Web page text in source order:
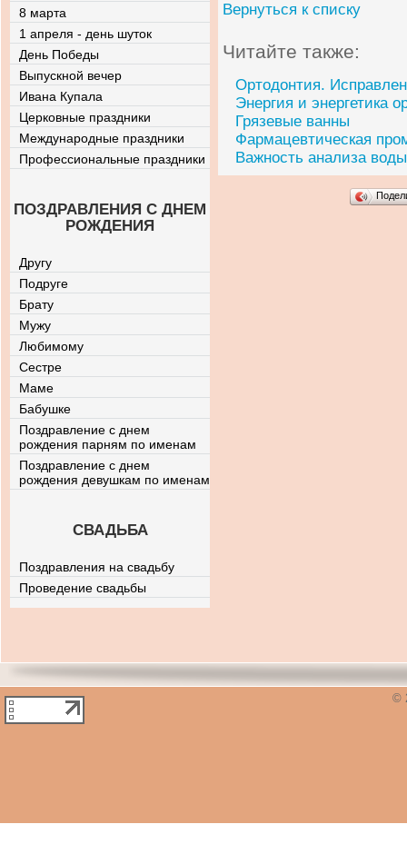
Вернуться к списку
Читайте также:
Ортодонтия.
Энергия и энергетика
Грязевые ванны
Фармацевтическая
Важность анализа воды
8 марта
1 апреля - день шуток
День Победы
Выпускной вечер
Ивана Купала
Церковные праздники
Международные праздники
Профессиональные праздники
ПОЗДРАВЛЕНИЯ С ДНЕМ
РОЖДЕНИЯ
Другу
Подруге
Брату
Мужу
Любимому
Сестре
Маме
Бабушке
Поздравление с днем
рождения парням по именам
Поздравление с днем
рождения девушкам по именам
СВАДЬБА
Поздравления на свадьбу
Проведение свадьбы
©